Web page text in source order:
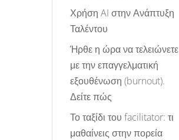
Χρήση AI στην Ανάπτυξη
Ταλέντου
Ήρθε η ώρα να τελειώνετε
με την επαγγελματική
εξουθένωση (burnout).
Δείτε πώς
Το ταξίδι του facilitator: τι
μαθαίνεις στην πορεία